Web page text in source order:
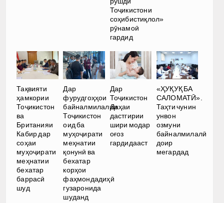
Тоҷикистони
соҳибистиқлол»
рӯнамоӣ
гардид
Тақвияти
ҳамкории
Тоҷикистон
ва
Британияи
Кабир дар
соҳаи
муҳоҷирати
меҳнатии
бехатар
баррасӣ
шуд
Дар
фурудгоҳҳои
байналмилалии
Тоҷикистон
оид ба
муҳоҷирати
меҳнатии
қонунӣ ва
бехатар
корҳои
фаҳмондадиҳӣ
гузаронида
шуданд
Дар
Тоҷикистон
Даҳаи
дастгирии
шири модар
оғоз
гардидааст
«ҲУҚУҚ БА
САЛОМАТӢ».
Таҳти чунин
унвон
озмуни
байналмилалӣ
доир
мегардад